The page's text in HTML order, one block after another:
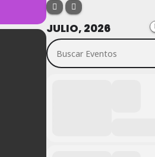
JULIO, 2026
Buscar Eventos